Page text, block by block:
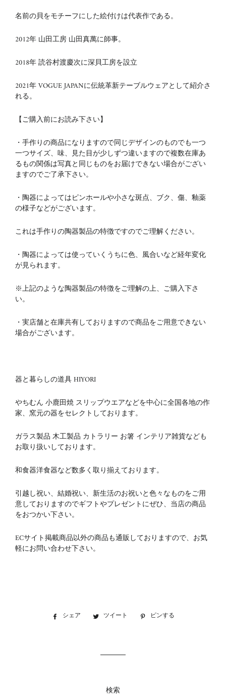
名前の貝をモチーフにした絵付けは代表作である。
2012年 山田工房 山田真萬に師事。
2018年 読谷村渡慶次に深貝工房を設立
2021年 VOGUE JAPANに伝統革新テーブルウェアとして紹介さ
れる。
【ご購入前にお読み下さい】
・手作りの商品になりますので同じデザインのものでも一つ
一つサイズ、味、見た目が少しずつ違いますので複数在庫あ
るもの関係は写真と同じものをお届けできない場合がござい
ますのでご了承下さい。
・陶器によってはピンホールや小さな斑点、ブク、傷、釉薬
の様子などがございます。
これは手作りの陶器製品の特徴ですのでご理解ください。
・陶器によっては使っていくうちに色、風合いなど経年変化
が見られます。
※上記のような陶器製品の特徴をご理解の上、ご購入下さ
い。
・実店舗と在庫共有しておりますので商品をご用意できない
場合がございます。
器と暮らしの道具 HIYORI
やちむん 小鹿田焼 スリップウエアなどを中心に全国各地の作
家、窯元の器をセレクトしております。
ガラス製品 木工製品 カトラリー お箸 インテリア雑貨なども
お取り扱いしております。
和食器洋食器など数多く取り揃えております。
引越し祝い、結婚祝い、新生活のお祝いと色々なものをご用
意しておりますのでギフトやプレゼントにぜひ、当店の商品
をおつかい下さい。
ECサイト掲載商品以外の商品も通販しておりますので、お気
軽にお問い合わせ下さい。
シェア
Facebookツイート
Twitter ピンする
検索